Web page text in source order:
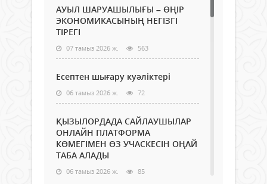
АУЫЛ ШАРУАШЫЛЫҒЫ – ӨҢІР
ЭКОНОМИКАСЫНЫҢ НЕГІЗГІ
ТІРЕГІ
07 тамыз 2026 ж. 563
Есептен шығару куәліктері
06 тамыз 2026 ж. 72
ҚЫЗЫЛОРДАДА САЙЛАУШЫЛАР
ОНЛАЙН ПЛАТФОРМА
КӨМЕГІМЕН ӨЗ УЧАСКЕСІН ОҢАЙ
ТАБА АЛАДЫ
06 тамыз 2026 ж. 85